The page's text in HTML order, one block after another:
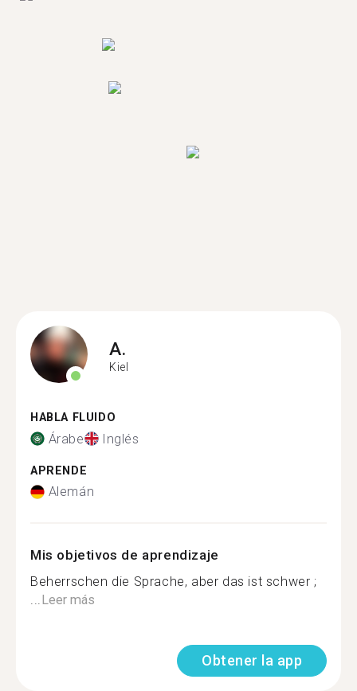
A.
Kiel
HABLA FLUIDO
Árabe Inglés
APRENDE
Alemán
Mis objetivos de aprendizaje
Beherrschen die Sprache, aber das ist schwer ;
...Leer más
Obtener la app